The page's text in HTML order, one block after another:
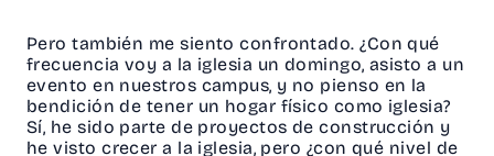
Pero también me siento confrontado. ¿Con qué
frecuencia voy a la iglesia un domingo, asisto a un
evento en nuestros campus, y no pienso en la
bendición de tener un hogar físico como iglesia?
Sí, he sido parte de proyectos de construcción y
he visto crecer a la iglesia, pero ¿con qué nivel de